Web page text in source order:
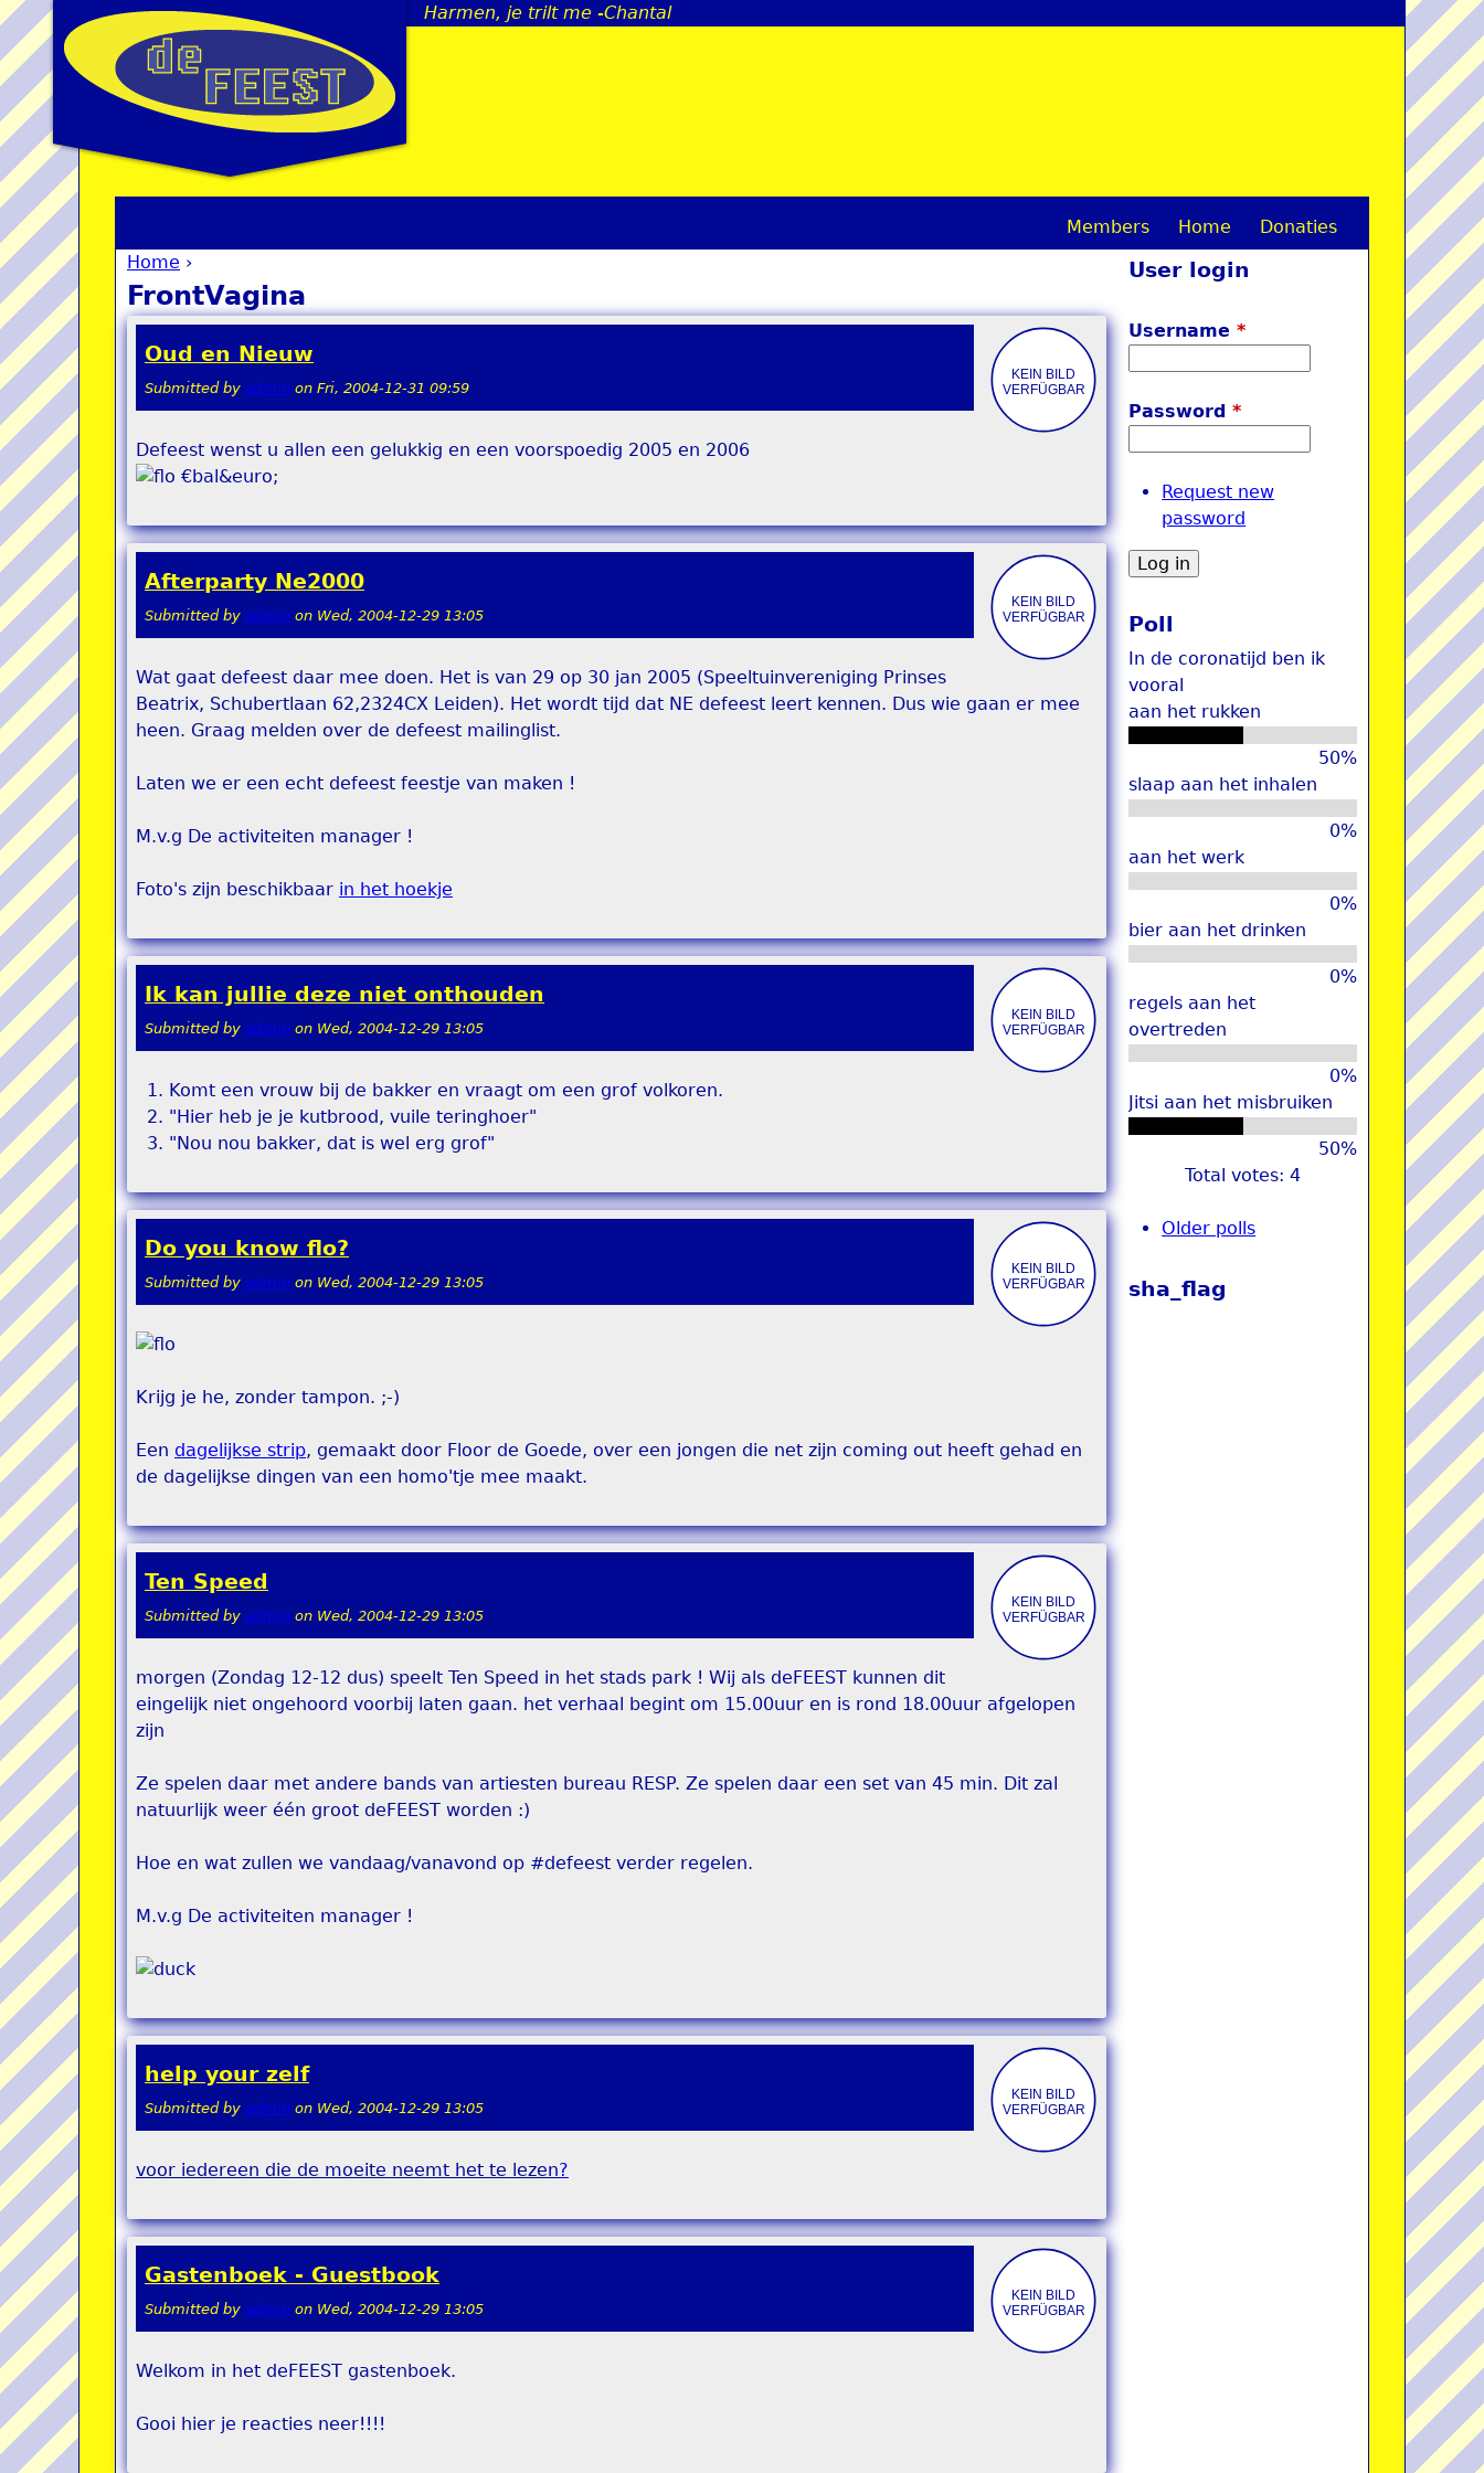
Jump to navigation
Harmen, je trilt me -Chantal
You are here
Home ›
FrontVagina
Oud en Nieuw
Submitted by admin on Fri, 2004-12-31 09:59
Defeest wenst u allen een gelukkig en een voorspoedig 2005 en 2006
€bal&euro;
Afterparty Ne2000
Submitted by admin on Wed, 2004-12-29 13:05
Wat gaat defeest daar mee doen. Het is van 29 op 30 jan 2005 (Speeltuinvereniging Prinses
Beatrix, Schubertlaan 62,2324CX Leiden). Het wordt tijd dat NE defeest leert kennen. Dus wie gaan er mee
heen. Graag melden over de defeest mailinglist.
Laten we er een echt defeest feestje van maken !
M.v.g De activiteiten manager !
Foto's zijn beschikbaar in het hoekje
Ik kan jullie deze niet onthouden
Submitted by admin on Wed, 2004-12-29 13:05
Komt een vrouw bij de bakker en vraagt om een grof volkoren.
"Hier heb je je kutbrood, vuile teringhoer"
"Nou nou bakker, dat is wel erg grof"
Do you know flo?
Submitted by admin on Wed, 2004-12-29 13:05
Krijg je he, zonder tampon. ;-)
Een dagelijkse strip, gemaakt door Floor de Goede, over een jongen die net zijn coming out heeft gehad en
de dagelijkse dingen van een homo'tje mee maakt.
Ten Speed
Submitted by admin on Wed, 2004-12-29 13:05
morgen (Zondag 12-12 dus) speelt Ten Speed in het stads park ! Wij als deFEEST kunnen dit
eingelijk niet ongehoord voorbij laten gaan. het verhaal begint om 15.00uur en is rond 18.00uur afgelopen
zijn
Ze spelen daar met andere bands van artiesten bureau RESP. Ze spelen daar een set van 45 min. Dit zal
natuurlijk weer één groot deFEEST worden :)
Hoe en wat zullen we vandaag/vanavond op #defeest verder regelen.
M.v.g De activiteiten manager !
help your zelf
Submitted by admin on Wed, 2004-12-29 13:05
voor iedereen die de moeite neemt het te lezen?
Gastenboek - Guestbook
Submitted by admin on Wed, 2004-12-29 13:05
Welkom in het deFEEST gastenboek.
Gooi hier je reacties neer!!!!
M
i
m
u
Members Home Donaties
User login
Username*
Password*
Request new
password
Poll
In de coronatijd ben ik
vooral
aan het rukken
50%
slaap aan het inhalen
0%
aan het werk
0%
bier aan het drinken
0%
regels aan het
overtreden
0%
Jitsi aan het misbruiken
50%
Total votes: 4
Older polls
sha_flag